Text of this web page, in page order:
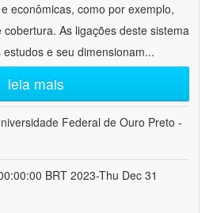
econômicas, como por exemplo,
As ligações deste sistema
e seu dimensionam...
leia mais
Federal de Ouro Preto -
BRT 2023-Thu Dec 31